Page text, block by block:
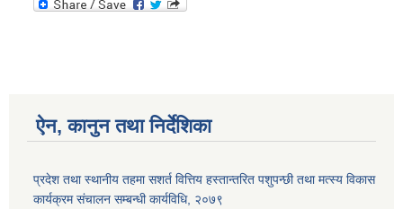
ऐन, कानुन तथा निर्देशिका
प्रदेश तथा स्थानीय तहमा सशर्त वित्तिय हस्तान्तरित पशुपन्छी तथा मत्स्य विकास
कार्यक्रम संचालन सम्बन्धी कार्यविधि, २०७९